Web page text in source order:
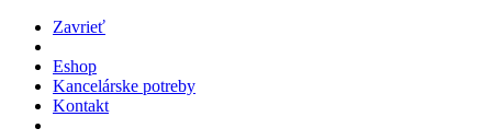
Zavrieť
Eshop
Kancelárske potreby
Kontakt